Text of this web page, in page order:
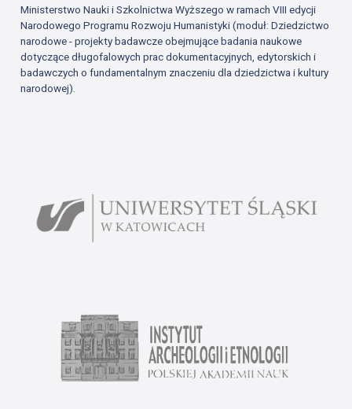
Ministerstwo Nauki i Szkolnictwa Wyższego w ramach VIII edycji
Narodowego Programu Rozwoju Humanistyki (moduł: Dziedzictwo
narodowe - projekty badawcze obejmujące badania naukowe
dotyczące długofalowych prac dokumentacyjnych, edytorskich i
badawczych o fundamentalnym znaczeniu dla dziedzictwa i kultury
narodowej).